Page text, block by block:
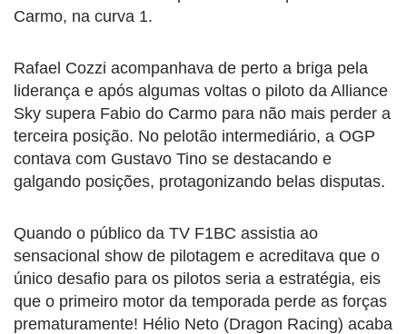
Carmo, na curva 1.
Rafael Cozzi acompanhava de perto a briga pela
liderança e após algumas voltas o piloto da Alliance
Sky supera Fabio do Carmo para não mais perder a
terceira posição. No pelotão intermediário, a OGP
contava com Gustavo Tino se destacando e
galgando posições, protagonizando belas disputas.
Quando o público da TV F1BC assistia ao
sensacional show de pilotagem e acreditava que o
único desafio para os pilotos seria a estratégia, eis
que o primeiro motor da temporada perde as forças
prematuramente! Hélio Neto (Dragon Racing) acaba